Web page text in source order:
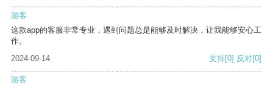
游客
这款app的客服非常专业，遇到问题总是能够及时解决，让我能够安心工
作。
2024-09-14
支持[0] 反对[0]
游客